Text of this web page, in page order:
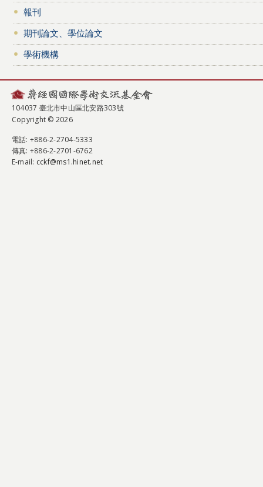
報刊
期刊論文、學位論文
學術機構
104037 臺北市中山區北安路303號
Copyright © 2026
電話: +886-2-2704-5333
傳真: +886-2-2701-6762
E-mail: cckf@ms1.hinet.net